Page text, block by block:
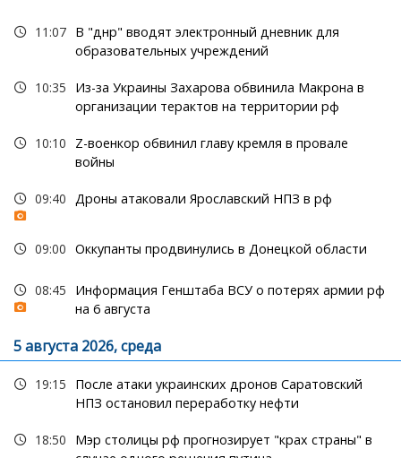
11:07 В "днр" вводят электронный дневник для
образовательных учреждений
10:35
Из-за Украины Захарова обвинила Макрона в
организации терактов на территории рф
10:10
Z-военкор обвинил главу кремля в провале
войны
09:40 Дроны атаковали Ярославский НПЗ в рф
09:00 Оккупанты продвинулись в Донецкой области
08:45
Информация Генштаба ВСУ о потерях армии рф
на 6 августа
5 августа 2026, среда
19:15
После атаки украинских дронов Саратовский
НПЗ остановил переработку нефти
18:50
Мэр столицы рф прогнозирует "крах страны" в